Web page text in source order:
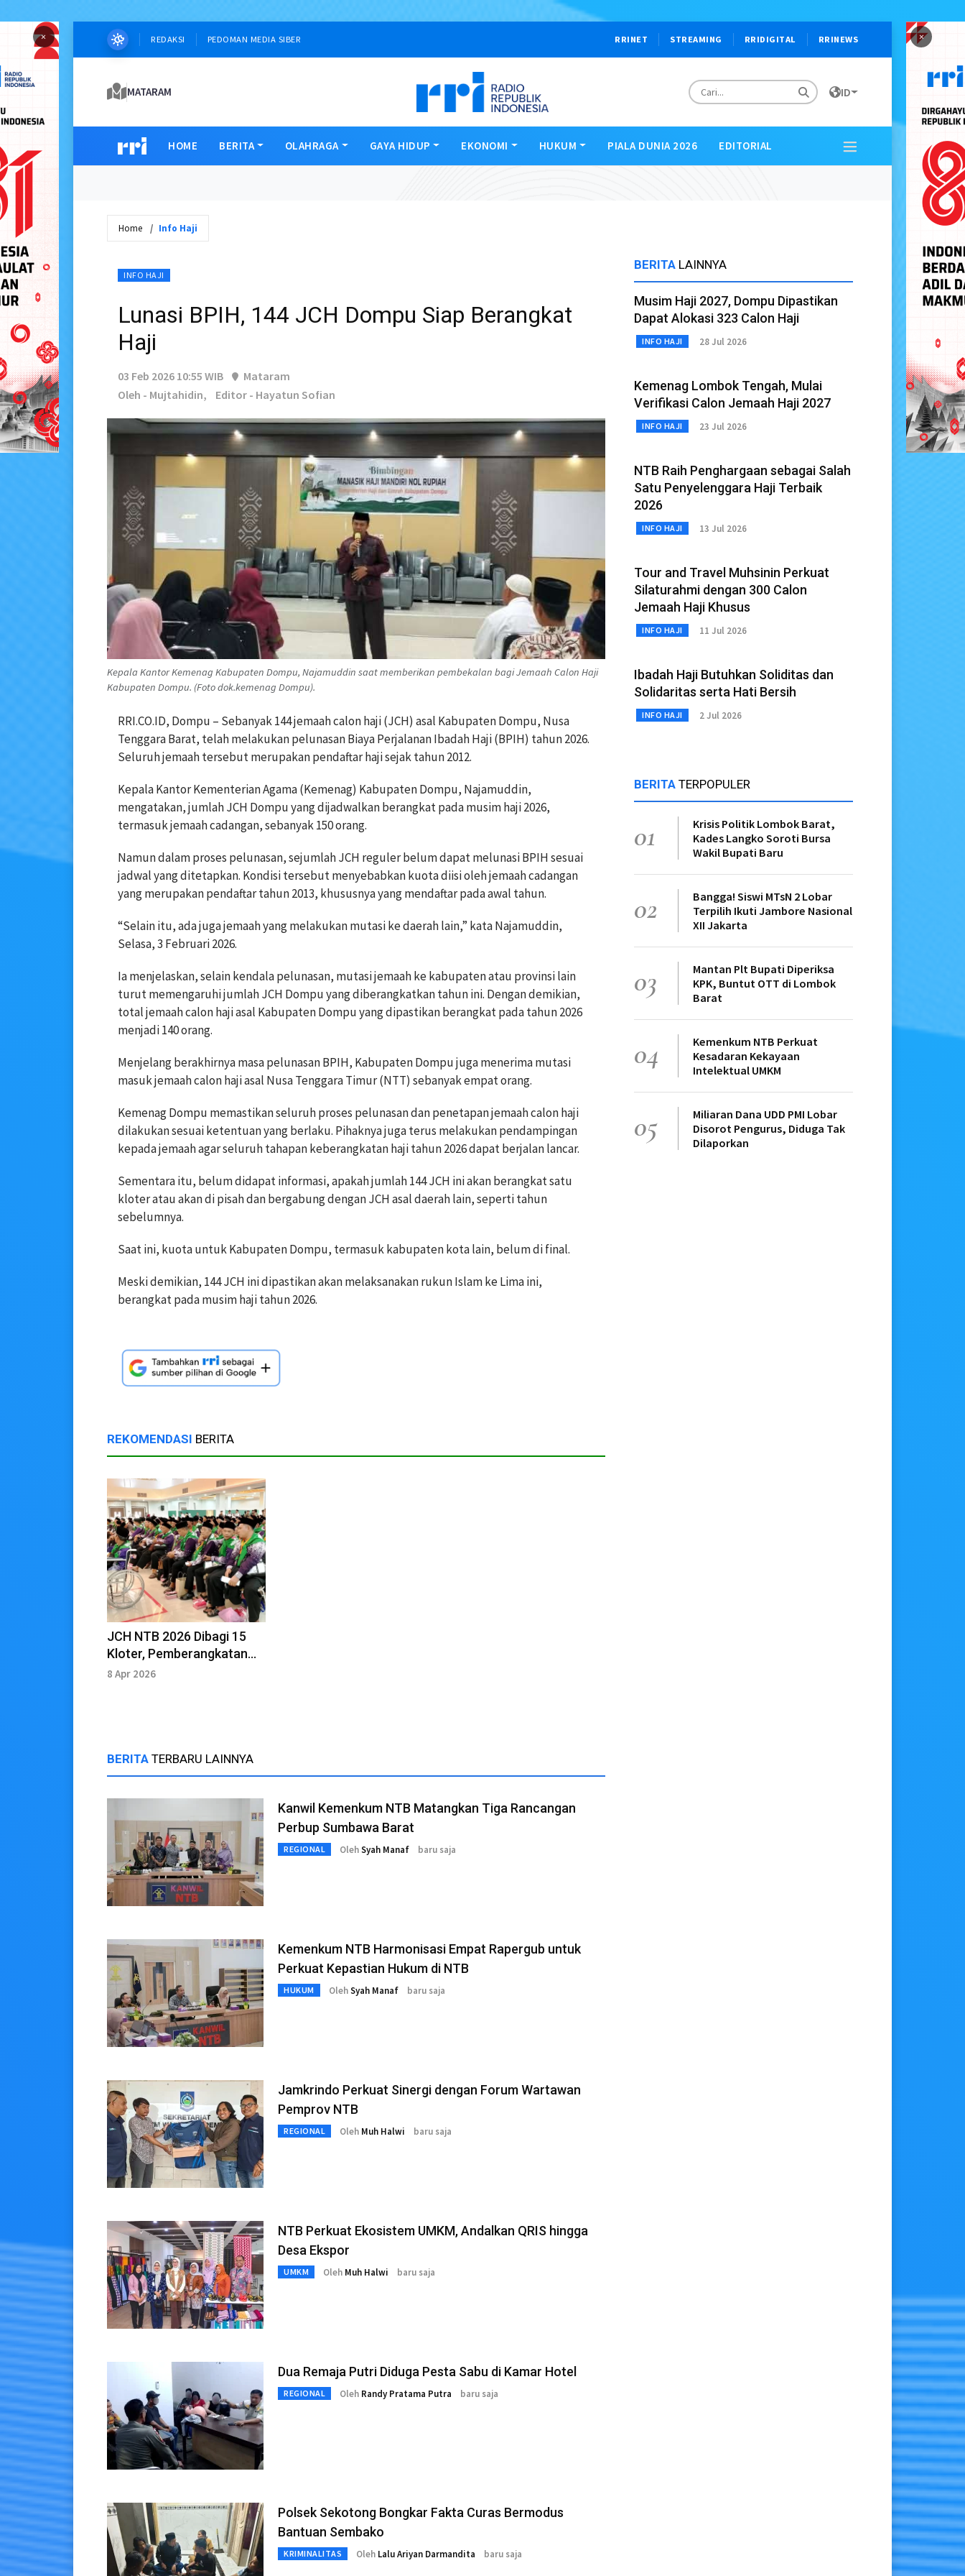
× ×
REDAKSI PEDOMAN MEDIA SIBER RRINET STREAMING RRIDIGITAL RRINEWS
MATARAM ID
HOME BERITA OLAHRAGA GAYA HIDUP EKONOMI HUKUM PIALA DUNIA 2026 EDITORIAL
Home Info Haji
INFO HAJI
Lunasi BPIH, 144 JCH Dompu Siap Berangkat
Haji
03 Feb 2026 10:55 WIB
Mataram
Oleh - Mujtahidin,
Editor - Hayatun Sofian
Kepala Kantor Kemenag Kabupaten Dompu, Najamuddin saat memberikan pembekalan bagi Jemaah Calon Haji
Kabupaten Dompu. (Foto dok.kemenag Dompu).
RRI.CO.ID, Dompu – Sebanyak 144 jemaah calon haji (JCH) asal Kabupaten Dompu, Nusa
Tenggara Barat, telah melakukan pelunasan Biaya Perjalanan Ibadah Haji (BPIH) tahun 2026.
Seluruh jemaah tersebut merupakan pendaftar haji sejak tahun 2012.
Kepala Kantor Kementerian Agama (Kemenag) Kabupaten Dompu, Najamuddin,
mengatakan, jumlah JCH Dompu yang dijadwalkan berangkat pada musim haji 2026,
termasuk jemaah cadangan, sebanyak 150 orang.
Namun dalam proses pelunasan, sejumlah JCH reguler belum dapat melunasi BPIH sesuai
jadwal yang ditetapkan. Kondisi tersebut menyebabkan kuota diisi oleh jemaah cadangan
yang merupakan pendaftar tahun 2013, khususnya yang mendaftar pada awal tahun.
“Selain itu, ada juga jemaah yang melakukan mutasi ke daerah lain,” kata Najamuddin,
Selasa, 3 Februari 2026.
Ia menjelaskan, selain kendala pelunasan, mutasi jemaah ke kabupaten atau provinsi lain
turut memengaruhi jumlah JCH Dompu yang diberangkatkan tahun ini. Dengan demikian,
total jemaah calon haji asal Kabupaten Dompu yang dipastikan berangkat pada tahun 2026
menjadi 140 orang.
Menjelang berakhirnya masa pelunasan BPIH, Kabupaten Dompu juga menerima mutasi
masuk jemaah calon haji asal Nusa Tenggara Timur (NTT) sebanyak empat orang.
Kemenag Dompu memastikan seluruh proses pelunasan dan penetapan jemaah calon haji
dilakukan sesuai ketentuan yang berlaku. Pihaknya juga terus melakukan pendampingan
kepada jemaah agar seluruh tahapan keberangkatan haji tahun 2026 dapat berjalan lancar.
Sementara itu, belum didapat informasi, apakah jumlah 144 JCH ini akan berangkat satu
kloter atau akan di pisah dan bergabung dengan JCH asal daerah lain, seperti tahun
sebelumnya.
Saat ini, kuota untuk Kabupaten Dompu, termasuk kabupaten kota lain, belum di final.
Meski demikian, 144 JCH ini dipastikan akan melaksanakan rukun Islam ke Lima ini,
berangkat pada musim haji tahun 2026.
REKOMENDASI BERITA
JCH NTB 2026 Dibagi 15
Kloter, Pemberangkatan
Dibagi Dua Gelombang
8 Apr 2026
BERITA TERBARU LAINNYA
Kanwil Kemenkum NTB Matangkan Tiga Rancangan
Perbup Sumbawa Barat
REGIONAL OlehSyah Manaf baru saja
Kemenkum NTB Harmonisasi Empat Rapergub untuk
Perkuat Kepastian Hukum di NTB
HUKUM OlehSyah Manaf baru saja
Jamkrindo Perkuat Sinergi dengan Forum Wartawan
Pemprov NTB
REGIONAL Oleh Muh Halwi baru saja
NTB Perkuat Ekosistem UMKM, Andalkan QRIS hingga
Desa Ekspor
UMKM Oleh Muh Halwi baru saja
Dua Remaja Putri Diduga Pesta Sabu di Kamar Hotel
REGIONAL Oleh Randy Pratama Putra baru saja
Polsek Sekotong Bongkar Fakta Curas Bermodus
Bantuan Sembako
KRIMINALITAS Oleh Lalu Ariyan Darmandita baru saja
BERITA LAINNYA
Musim Haji 2027, Dompu Dipastikan
Dapat Alokasi 323 Calon Haji
INFO HAJI 28 Jul 2026
Kemenag Lombok Tengah, Mulai
Verifikasi Calon Jemaah Haji 2027
INFO HAJI 23 Jul 2026
NTB Raih Penghargaan sebagai Salah
Satu Penyelenggara Haji Terbaik
2026
INFO HAJI 13 Jul 2026
Tour and Travel Muhsinin Perkuat
Silaturahmi dengan 300 Calon
Jemaah Haji Khusus
INFO HAJI 11 Jul 2026
Ibadah Haji Butuhkan Soliditas dan
Solidaritas serta Hati Bersih
INFO HAJI 2 Jul 2026
BERITA TERPOPULER
01
Krisis Politik Lombok Barat,
Kades Langko Soroti Bursa
Wakil Bupati Baru
02
Bangga! Siswi MTsN 2 Lobar
Terpilih Ikuti Jambore Nasional
XII Jakarta
03
Mantan Plt Bupati Diperiksa
KPK, Buntut OTT di Lombok
Barat
04
Kemenkum NTB Perkuat
Kesadaran Kekayaan
Intelektual UMKM
05
Miliaran Dana UDD PMI Lobar
Disorot Pengurus, Diduga Tak
Dilaporkan